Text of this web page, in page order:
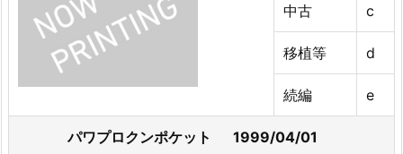
中古 c
移植等 d
続編 e
パワプロクンポケット 1999/04/01